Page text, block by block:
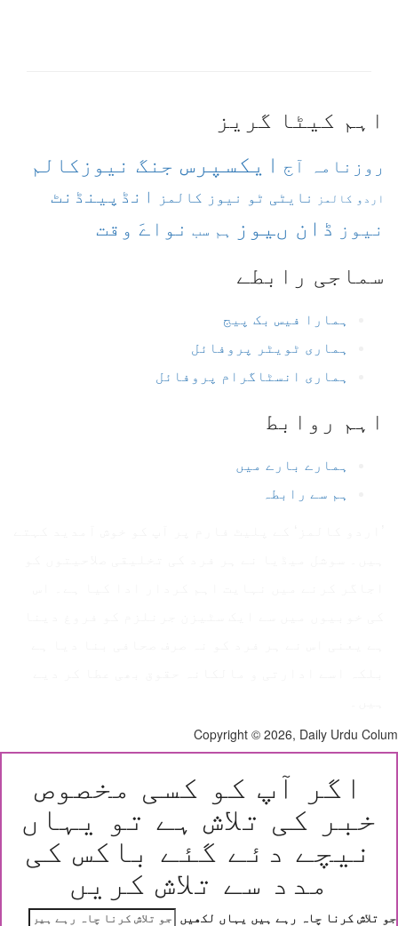
اہم کیٹا گریز
روزنامہ آج ایکسپرسجنگ نیوزکالم
اردو کالمز نایٹی ٹو نیوز کالمز انڈپینڈنٹ
نیوز ڈان ںیوز ہم سب نواےَ وقت
سماجی رابطے
ہمارا فیس بک پیج
ہماری ٹویٹر پروفائل
ہماری انسٹاگرام پروفائل
اہم روابط
ہمارے بارے میں
ہم سے رابطہ
Copyright © 2026, Daily Urdu
اگر آپ کو کسی مخصوص
خبر کی تلاش ہے تو یہاں
نیچے دئے گئے باکس کی
مدد سے تلاش کریں
تلاش کرنا چاہ رہے ہیں یہاں لکھیں